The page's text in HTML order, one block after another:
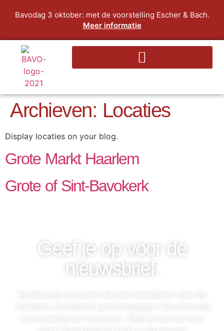
Bavodag 3 oktober: met de voorstelling Escher & Bach.
Meer informatie
Archieven: Locaties
Display locaties on your blog.
Grote Markt Haarlem
Grote of Sint-Bavokerk
Geef je op voor de
nieuwsbrief.